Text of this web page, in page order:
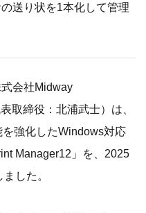
送り状を1本化して管理
会社Midway
取締役：北浦武士）は、
強化したWindows対応
Manager12」を、2025
した。